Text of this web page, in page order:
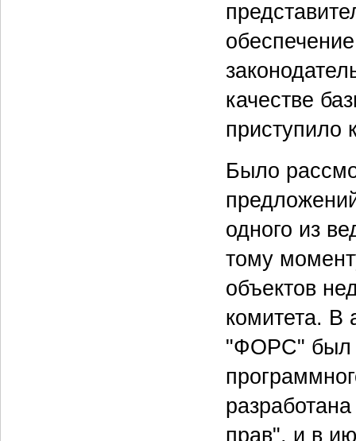
качестве
приступило
Было
одного из
тому
объектов
комитета. В
"ФОРС" был
прав", и в